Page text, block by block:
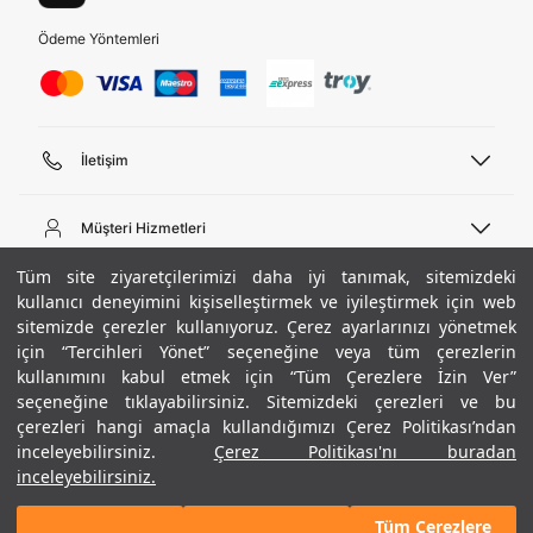
Tüm site ziyaretçilerimizi daha iyi tanımak, sitemizdeki
kullanıcı deneyimini kişiselleştirmek ve iyileştirmek için web
sitemizde çerezler kullanıyoruz. Çerez ayarlarınızı yönetmek
için “Tercihleri Yönet” seçeneğine veya tüm çerezlerin
kullanımını kabul etmek için “Tüm Çerezlere İzin Ver”
seçeneğine tıklayabilirsiniz. Sitemizdeki çerezleri ve bu
çerezleri hangi amaçla kullandığımızı Çerez Politikası’ndan
inceleyebilirsiniz.
Çerez Politikası'nı buradan
inceleyebilirsiniz.
Tüm Çerezlere
+ 2 Renk
Ödeme Yöntemleri
İletişim
444 02 00
Pazartesi - Cuma 09:00 - 18:00
E-posta
bilgi@underarmour.com
Müşteri Hizmetleri
Sipariş Sorgulama
Bize Ulaşın
Teslimat Bilgileri
İşlem Rehberi
İade ve Değişimler
Sıkça Sorulan Sorular
Beden Rehberi
Site Haritası
Hakkımızda
Ticari Bilgiler
Hükümler ve Koşullar
Gizlilik Politikası
Çerez Politikası
Kariyer
ETBİS
UA Sosyal Medya
Instagram
Facebook
Twitter
Popüler Kategoriler
Erkek Basketbol Ayakkabısı
Çocuk Basketbol Ayakkabısı